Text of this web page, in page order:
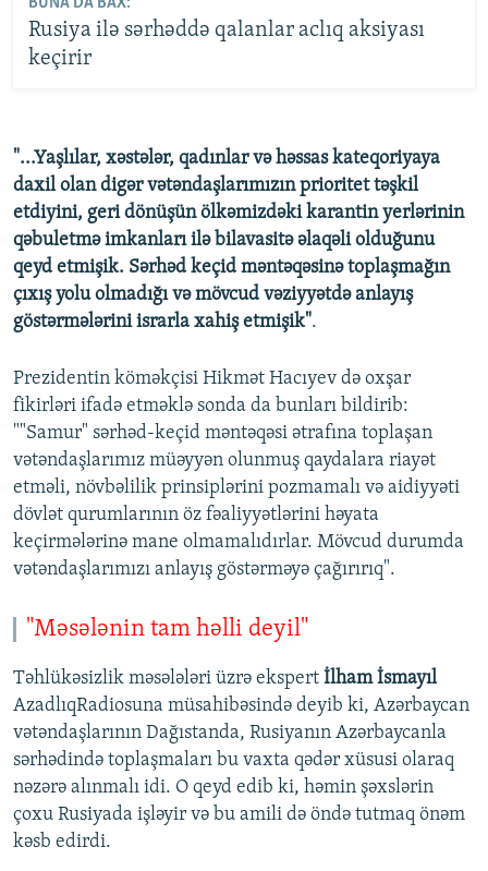
Rusiya ilə sərhəddə qalanlar aclıq aksiyası
keçirir
"...Yaşlılar, xəstələr, qadınlar və həssas kateqoriyaya
daxil olan digər vətəndaşlarımızın prioritet təşkil
etdiyini, geri dönüşün ölkəmizdəki karantin yerlərinin
qəbuletmə imkanları ilə bilavasitə əlaqəli olduğunu
qeyd etmişik. Sərhəd keçid məntəqəsinə toplaşmağın
çıxış yolu olmadığı və mövcud vəziyyətdə anlayış
göstərmələrini israrla xahiş etmişik".
Prezidentin köməkçisi Hikmət Hacıyev də oxşar
fikirləri ifadə etməklə sonda da bunları bildirib:
""Samur" sərhəd-keçid məntəqəsi ətrafına toplaşan
vətəndaşlarımız müəyyən olunmuş qaydalara riayət
etməli, növbəlilik prinsiplərini pozmamalı və aidiyyəti
dövlət qurumlarının öz fəaliyyətlərini həyata
keçirmələrinə mane olmamalıdırlar. Mövcud durumda
vətəndaşlarımızı anlayış göstərməyə çağırırıq".
"Məsələnin tam həlli deyil"
Təhlükəsizlik məsələləri üzrə ekspert İlham İsmayıl
AzadlıqRadiosuna müsahibəsində deyib ki, Azərbaycan
vətəndaşlarının Dağıstanda, Rusiyanın Azərbaycanla
sərhədində toplaşmaları bu vaxta qədər xüsusi olaraq
nəzərə alınmalı idi. O qeyd edib ki, həmin şəxslərin
çoxu Rusiyada işləyir və bu amili də öndə tutmaq önəm
kəsb edirdi.